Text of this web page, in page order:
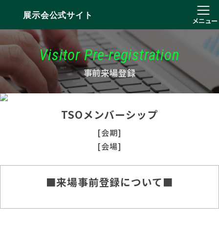
展示会公式サイト
メニュー
Visitor Pre-registration
事前来場登録
TSOメンバーシップ
[会期]
[会場]
■来場事前登録について■